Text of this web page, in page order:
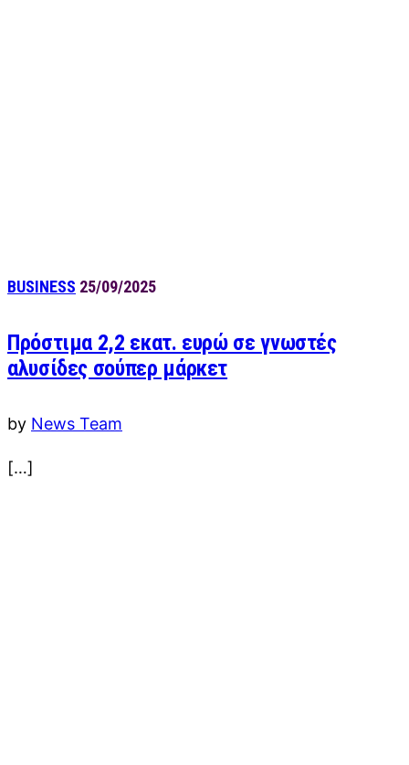
BUSINESS 25/09/2025
Πρόστιμα 2,2 εκατ. ευρώ σε γνωστές
αλυσίδες σούπερ μάρκετ
by News Team
[…]